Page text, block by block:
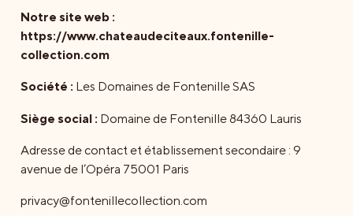
Notre site web :
https://www.chateaudeciteaux.fontenille-
collection.com
Société : Les Domaines de Fontenille SAS
Siège social : Domaine de Fontenille 84360 Lauris
Adresse de contact et établissement secondaire : 9
avenue de l’Opéra 75001 Paris
privacy@fontenillecollection.com